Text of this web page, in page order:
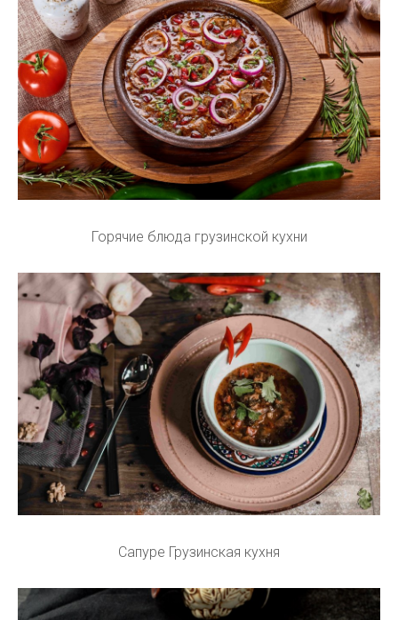
Горячие блюда грузинской кухни
Сапуре Грузинская кухня